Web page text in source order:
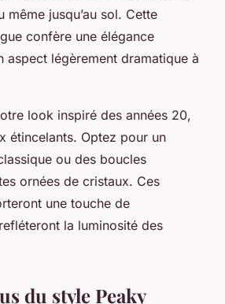
même jusqu’au sol. Cette
confère une élégance
aspect légèrement dramatique à
look inspiré des années 20,
étincelants. Optez pour un
ou des boucles
ornées de cristaux. Ces
une touche de
la luminosité des
du style Peaky